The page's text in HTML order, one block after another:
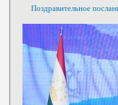
Поздравительное